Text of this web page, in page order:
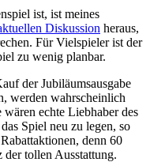
ist, ist meines
Diskussion heraus,
Für Vielspieler ist der
zu wenig planbar.
der Jubiläumsausgabe
werden wahrscheinlich
echte Liebhaber des
Spiel neu zu legen, so
denn 60
der tollen Ausstattung.